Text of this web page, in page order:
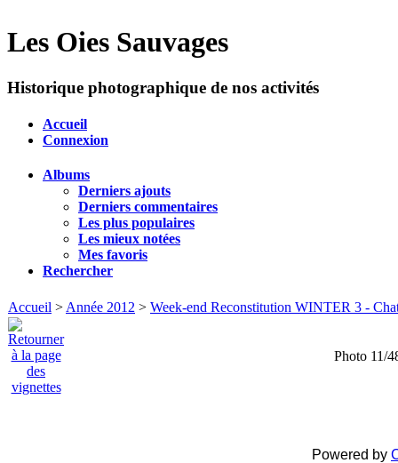
Les Oies Sauvages
Historique photographique de nos activités
Accueil
Connexion
Albums
Derniers ajouts
Derniers commentaires
Les plus populaires
Les mieux notées
Mes favoris
Rechercher
Accueil > Année 2012 > Week-end Reconstitution WINTER 3 -
Photo 11/
Powered by